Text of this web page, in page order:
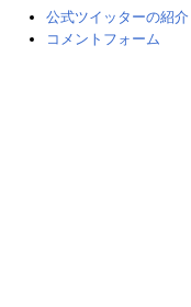
公式ツイッターの紹介
コメントフォーム